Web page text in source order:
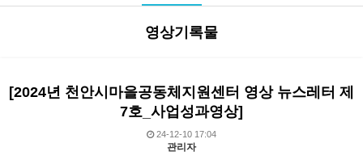
영상기록물
[2024년 천안시마을공동체지원센터 영상 뉴스레터 제
7호_사업성과영상]
24-12-10 17:04
관리자